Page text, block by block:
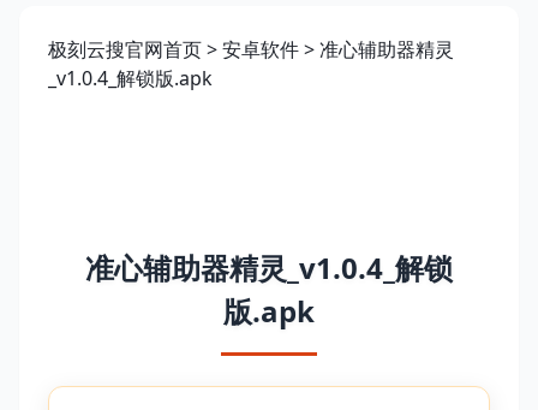
极刻云搜官网首页>安卓软件> 准心辅助器精灵
_v1.0.4_解锁版.apk
准心辅助器精灵_v1.0.4_解锁
版.apk